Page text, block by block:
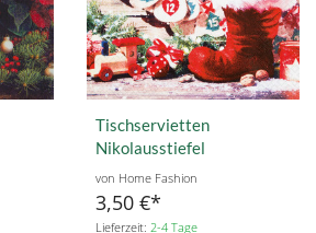
Tischservietten
Nikolausstiefel
von Home Fashion
3,50 €
Lieferzeit: 2-4 Tage